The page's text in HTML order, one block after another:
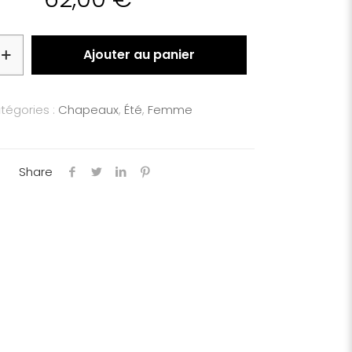
Ajouter au panier
: Chapeaux, Été, Femme
Share